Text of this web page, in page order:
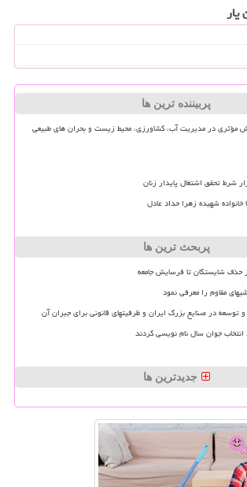
پربیننده ترین ها
مؤثری در مدیریت آب، کشاورزی، محیط زیست و بحران های طبیعی
شرط تحقق اشتغال پایدار زنان
شهیده زهرا حداد عادل
پربحث ترین ها
حذف شایستگان تا فرسایش جامعه
مقاوم را معرفی نمود
در صنایع بزرگ ایران و ظرفیتهای قانونی برای جبران آن
جدیدترین ها